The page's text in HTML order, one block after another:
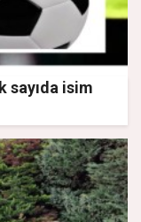
sayıda isim